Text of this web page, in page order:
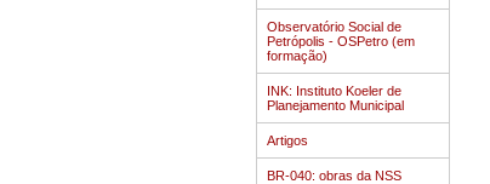
Observatório Social de
Petrópolis - OSPetro (em
formação)
INK: Instituto Koeler de
Planejamento Municipal
Artigos
BR-040: obras da NSS